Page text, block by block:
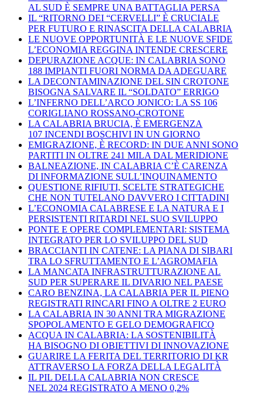
AL SUD È SEMPRE UNA BATTAGLIA PERSA
IL “RITORNO DEI “CERVELLI” È CRUCIALE
PER FUTURO E RINASCITA DELLA CALABRIA
LE NUOVE OPPORTUNITÀ E LE NUOVE SFIDE
L’ECONOMIA REGGINA INTENDE CRESCERE
DEPURAZIONE ACQUE: IN CALABRIA SONO
188 IMPIANTI FUORI NORMA DA ADEGUARE
LA DECONTAMINAZIONE DEL SIN CROTONE
BISOGNA SALVARE IL “SOLDATO” ERRIGO
L’INFERNO DELL’ARCO JONICO: LA SS 106
CORIGLIANO ROSSANO-CROTONE
LA CALABRIA BRUCIA, È EMERGENZA
107 INCENDI BOSCHIVI IN UN GIORNO
EMIGRAZIONE, È RECORD: IN DUE ANNI SONO
PARTITI IN OLTRE 241 MILA DAL MERIDIONE
BALNEAZIONE, IN CALABRIA C’È CARENZA
DI INFORMAZIONE SULL’INQUINAMENTO
QUESTIONE RIFIUTI, SCELTE STRATEGICHE
CHE NON TUTELANO DAVVERO I CITTADINI
L’ECONOMIA CALABRESE E LA NATURA E I
PERSISTENTI RITARDI NEL SUO SVILUPPO
PONTE E OPERE COMPLEMENTARI: SISTEMA
INTEGRATO PER LO SVILUPPO DEL SUD
BRACCIANTI IN CATENE: LA PIANA DI SIBARI
TRA LO SFRUTTAMENTO E L’AGROMAFIA
LA MANCATA INFRASTRUTTURAZIONE AL
SUD PER SUPERARE IL DIVARIO NEL PAESE
CARO BENZINA, LA CALABRIA PER IL PIENO
REGISTRATI RINCARI FINO A OLTRE 2 EURO
LA CALABRIA IN 30 ANNI TRA MIGRAZIONE
SPOPOLAMENTO E GELO DEMOGRAFICO
ACQUA IN CALABRIA: LA SOSTENIBILITÀ
HA BISOGNO DI OBIETTIVI DI INNOVAZIONE
GUARIRE LA FERITA DEL TERRITORIO DI KR
ATTRAVERSO LA FORZA DELLA LEGALITÀ
IL PIL DELLA CALABRIA NON CRESCE
NEL 2024 REGISTRATO A MENO 0,2%